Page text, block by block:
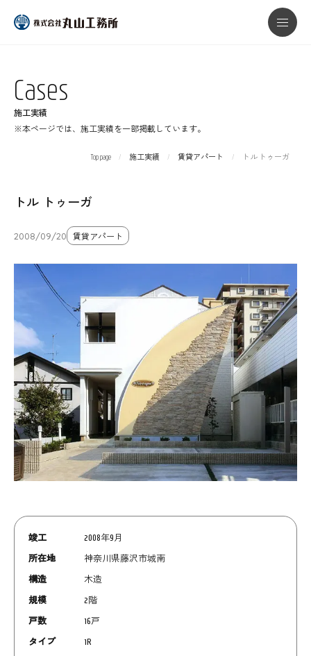
メニ
施工実績
Cases
※本ページでは、施工実績を一部掲載しています。
Top page 施工実績 賃貸アパート トル トゥーガ
トル トゥーガ
2008/09/20 賃貸アパート
竣工
2008年9月
所在地
神奈川県藤沢市城南
構造
木造
規模
2階
戸数
16戸
タイプ
1R